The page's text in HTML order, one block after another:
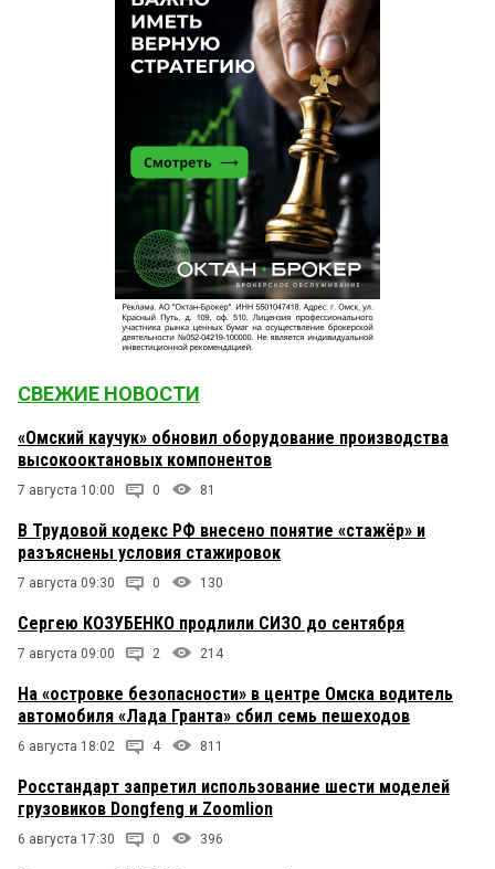
СВЕЖИЕ НОВОСТИ
«Омский каучук» обновил оборудование производства
высокооктановых компонентов
7 августа 10:00 0 81
В Трудовой кодекс РФ внесено понятие «стажёр» и
разъяснены условия стажировок
7 августа 09:30 0 130
Сергею КОЗУБЕНКО продлили СИЗО до сентября
7 августа 09:00 2 214
На «островке безопасности» в центре Омска водитель
автомобиля «Лада Гранта» сбил семь пешеходов
6 августа 18:02 4 811
Росстандарт запретил использование шести моделей
грузовиков Dongfeng и Zoomlion
6 августа 17:30 0 396